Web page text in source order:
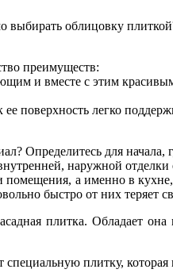
облицовку
преимуществ:
и вместе с этим
поверхность легко
Определитесь для
наружной отделки
а именно в
быстро от них теряет
плитка. Обладает
плитку,